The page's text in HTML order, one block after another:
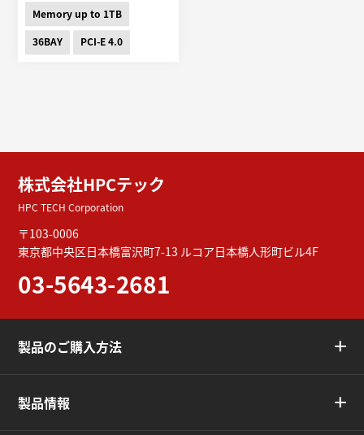
Memory up to 1TB
36BAY
PCI-E 4.0
株式会社HPCテック
HPC TECH Corporation
〒103-0006
東京都中央区日本橋富沢町7-13 ルコア日本橋人形町ビル4F
03-5643-2681
製品のご購入方法
製品情報